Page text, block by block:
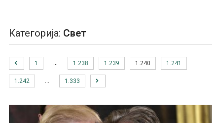
Категорија: Свет
1 1.238 1.239 1.240 1.241
1.242 1.333